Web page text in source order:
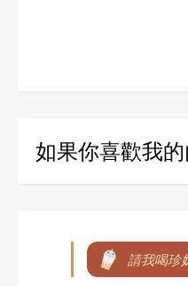
如果你喜歡我
請我喝珍